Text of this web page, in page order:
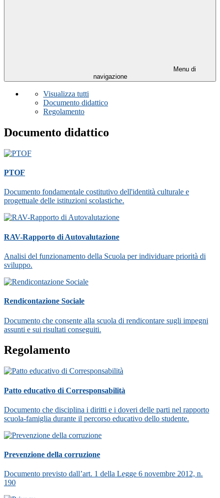
Menu di
navigazione
Visualizza tutti
Documento didattico
Regolamento
Documento didattico
PTOF
Documento fondamentale costitutivo dell'identità culturale e
progettuale delle istituzioni scolastiche.
RAV-Rapporto di Autovalutazione
Analisi del funzionamento della Scuola per individuare priorità di
sviluppo.
Rendicontazione Sociale
Documento che consente alla scuola di rendicontare sugli impegni
assunti e sui risultati conseguiti.
Regolamento
Patto educativo di Corresponsabilità
Documento che disciplina i diritti e i doveri delle parti nel rapporto
scuola-famiglia durante il percorso educativo dello studente.
Prevenzione della corruzione
Documento previsto dall’art. 1 della Legge 6 novembre 2012, n.
190